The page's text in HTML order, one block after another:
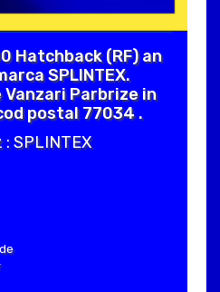
Hatchback (RF) an
SPLINTEX.
Parbrize in
cod postal 77034 .
SPLINTEX